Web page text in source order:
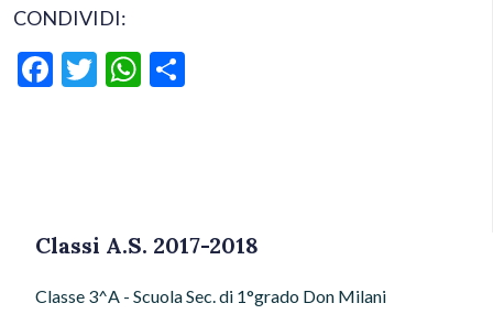
CONDIVIDI:
Facebook
TwitterWhatsApp
Classi A.S. 2017-2018
Classe 3^A - Scuola Sec. di 1°grado Don Milani